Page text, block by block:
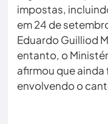
impostas,
em 24 de
Eduardo Guilliod
entanto, o
afirmou que
envolvendo o